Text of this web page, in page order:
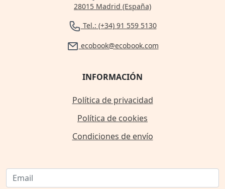
28015 Madrid (España)
Tel.: (+34) 91 559 5130
ecobook@ecobook.com
INFORMACIÓN
Política de privacidad
Política de cookies
Condiciones de envío